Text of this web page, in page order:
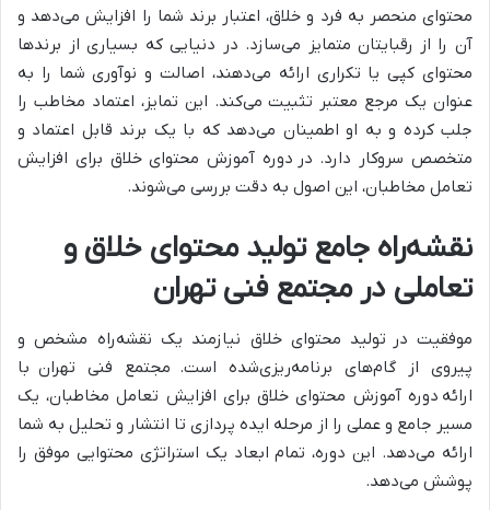
محتوای منحصر به فرد و خلاق، اعتبار برند شما را افزایش می‌دهد و
آن را از رقبایتان متمایز می‌سازد. در دنیایی که بسیاری از برندها
محتوای کپی یا تکراری ارائه می‌دهند، اصالت و نوآوری شما را به
عنوان یک مرجع معتبر تثبیت می‌کند. این تمایز، اعتماد مخاطب را
جلب کرده و به او اطمینان می‌دهد که با یک برند قابل اعتماد و
متخصص سروکار دارد. در دوره آموزش محتوای خلاق برای افزایش
تعامل مخاطبان، این اصول به دقت بررسی می‌شوند.
نقشه‌راه جامع تولید محتوای خلاق و
تعاملی در مجتمع فنی تهران
موفقیت در تولید محتوای خلاق نیازمند یک نقشه‌راه مشخص و
پیروی از گام‌های برنامه‌ریزی‌شده است. مجتمع فنی تهران با
ارائه دوره آموزش محتوای خلاق برای افزایش تعامل مخاطبان، یک
مسیر جامع و عملی را از مرحله ایده پردازی تا انتشار و تحلیل به شما
ارائه می‌دهد. این دوره، تمام ابعاد یک استراتژی محتوایی موفق را
پوشش می‌دهد.